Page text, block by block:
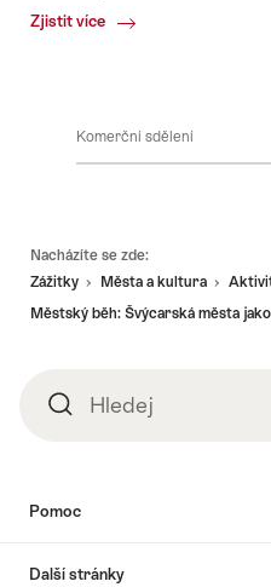
Zjistit více
Common.Of
Komerční sdělení
Nacházíte se zde:
Zážitky
Města a kultura
Městský běh: Švýcarská města
HledejHledej
Pomoc
Další stránky